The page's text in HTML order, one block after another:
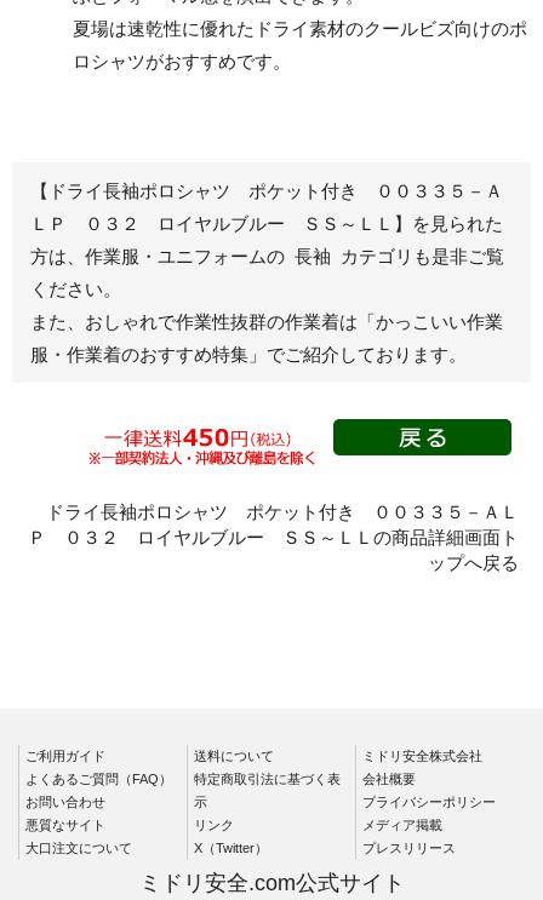
ワークパンツ
春夏ワークパンツ作業
通年ワークパンツ作業
食品産業用ワークパン
ツ
クリーンウェアワーク
パンツ
カーゴパンツ
通年カーゴパンツ作業
レディース作業着
ブルゾン
春夏長袖
秋冬長袖
春夏長袖
秋冬長袖
春夏半袖
クリーンウェ
シャツ
半袖
夏場は速乾性に優れたドライ素材のクールビズ向けのポ
ロシャツがおすすめです。
【ドライ長袖ポロシャツ ポケット付き ００３３５－Ａ
ＬＰ ０３２ ロイヤルブルー ＳＳ～ＬＬ】を見られた
方は、作業服・ユニフォームの 長袖 カテゴリも是非ご覧
ください。
また、おしゃれで作業性抜群の作業着は 「かっこいい作業
服・作業着のおすすめ特集」 でご紹介しております。
ドライ長袖ポロシャツ ポケット付き ００３３５－ＡＬ
Ｐ ０３２ ロイヤルブルー ＳＳ～ＬＬの商品詳細画面ト
ップへ戻る
ご利用ガイド
よくあるご質問（FAQ）
お問い合わせ
悪質なサイト
大口注文について
送料について
特定商取引法に基づく表
示
リンク
X（Twitter）
ミドリ安全株式会社
会社概要
プライバシーポリシー
メディア掲載
プレスリリース
ミドリ安全.com公式サイト